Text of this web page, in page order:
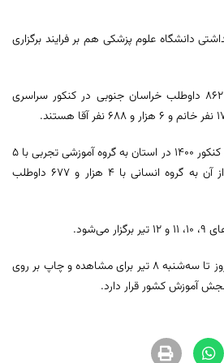
دانشگاه علوم پزشکی هم بر فرایند برگزاری
وی گفت: امسال ۱۵ هزار و ۸۶۲ داوطلب خراسان جنوبی در کنکور سراسری
آیتی افزود: بیشترین داوطلبان کنکور ۱۴۰۰ در استان به گروه آموزشی تجربی با ۵
هزار و ۵۲۸ داوطلب و پس از آن به گروه انسانی با ۴ هزار و ۶۷۷ داوطلب
کارتهای شرکت در آزمون از امروز تا سه‌شنبه ۸ تیر برای مشاهده و چاپ بر روی
آموزش کشور قرار دارد.